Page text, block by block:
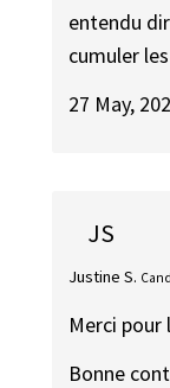
entendu
cumuler
27 May,
JS
Justine S.
Merci pour
Bonne